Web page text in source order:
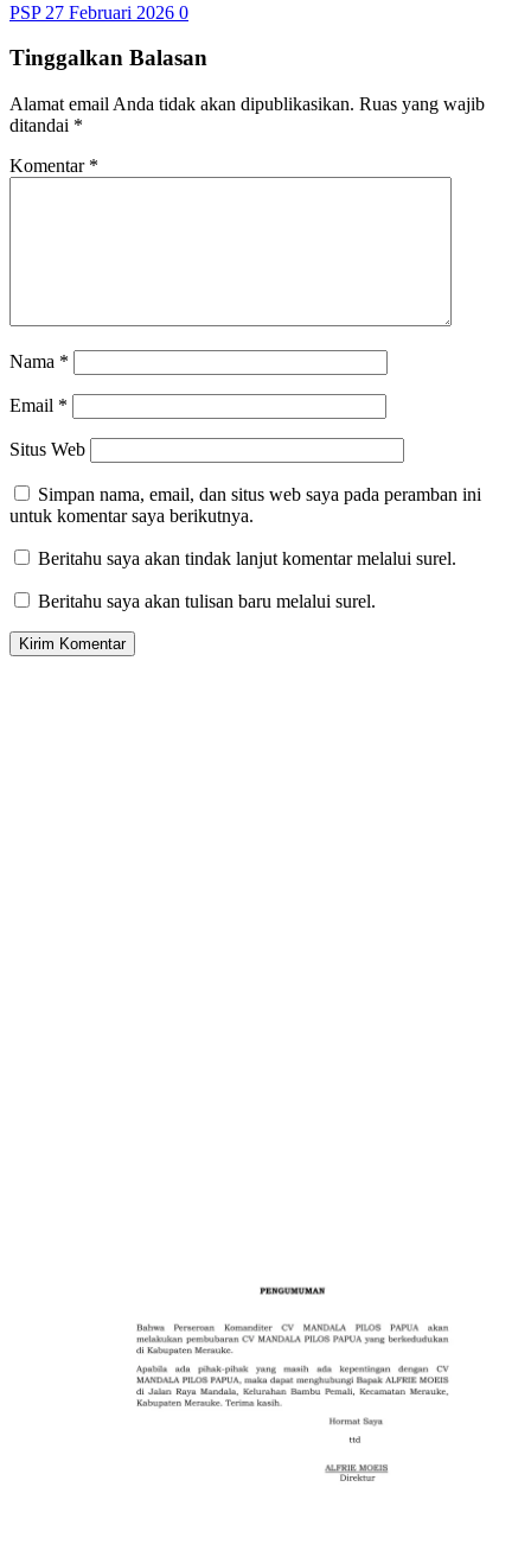
PSP 27 Februari 2026 0
Tinggalkan Balasan
Alamat email Anda tidak akan dipublikasikan. Ruas yang wajib
ditandai *
Komentar *
Nama *
Email *
Situs Web
Simpan nama, email, dan situs web saya pada peramban ini
untuk komentar saya berikutnya.
Beritahu saya akan tindak lanjut komentar melalui surel.
Beritahu saya akan tulisan baru melalui surel.